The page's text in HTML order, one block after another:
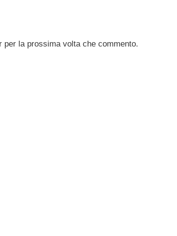
la prossima volta che commento.